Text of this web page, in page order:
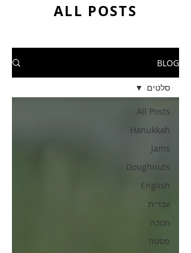
ALL POSTS
BLOG
All Posts
Hanukkah
Jams
Doughnuts
English
עברית
חנוכה
פסטה
סלטים